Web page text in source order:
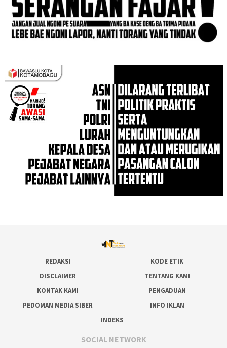
REDAKSI
KODE ETIK
DISCLAIMER
TENTANG KAMI
KONTAK KAMI
PENGADUAN
PEDOMAN MEDIA SIBER
INFO IKLAN
INDEKS
SOCIAL NETWORK